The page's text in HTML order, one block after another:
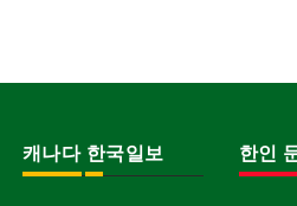
캐나다 한국일보 한인